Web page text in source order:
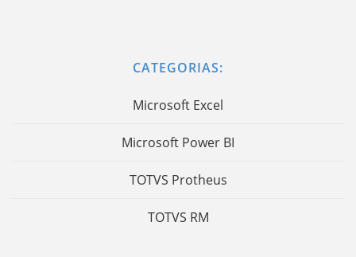
CATEGORIAS:
Microsoft Excel
Microsoft Power BI
TOTVS Protheus
TOTVS RM